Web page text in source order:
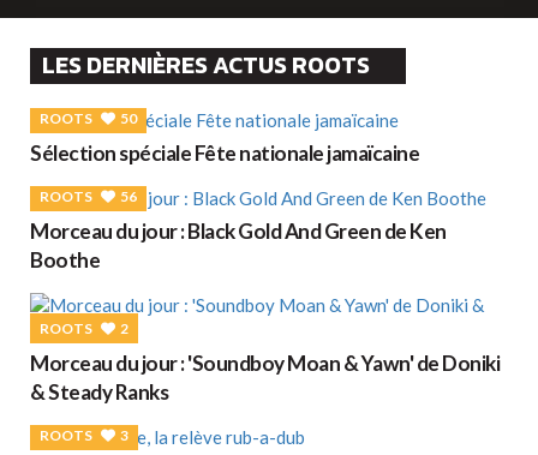
LES DERNIÈRES ACTUS ROOTS
ROOTS 50
Sélection spéciale Fête nationale jamaïcaine
ROOTS 56
Morceau du jour : Black Gold And Green de Ken
Boothe
ROOTS 2
Morceau du jour : 'Soundboy Moan & Yawn' de Doniki
& Steady Ranks
ROOTS 3